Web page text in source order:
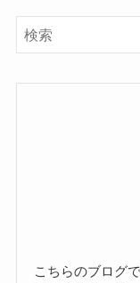
こちらのブログ